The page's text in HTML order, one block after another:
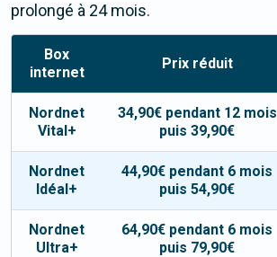
prolongé à 24 mois.
Box
internet
Prix réduit
Nordnet
Vital+
34,90€pendant 12mois
puis 39,90€
Nordnet
Idéal+
44,90€ pendant 6 mois
puis 54,90€
Nordnet
Ultra+
64,90€ pendant 6 mois
puis 79,90€